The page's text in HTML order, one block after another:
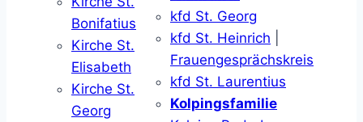
Bonifatius
Kirche St.
Elisabeth
Kirche St.
Georg
kfd St. Georg
kfd St. Heinrich
Frauengesprächskreis
kfd St. Laurentius
Kolpingsfamilie